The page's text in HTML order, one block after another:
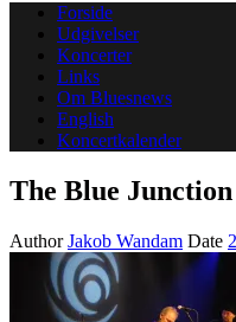
Forside
Udgivelser
Koncerter
Links
Om Bluesnews
English
Koncertkalender
The Blue
AuthorJakob Wandam Date